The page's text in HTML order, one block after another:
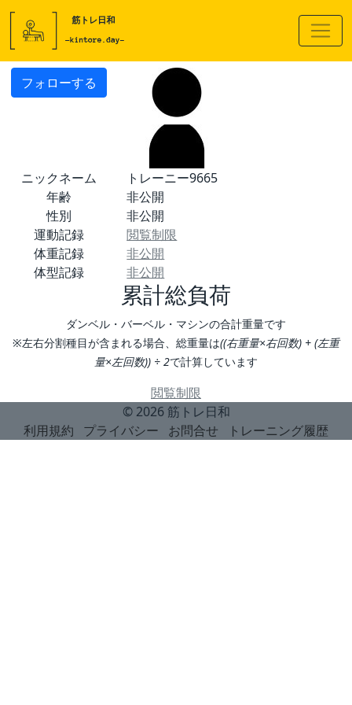
フォローする
ニックネーム
トレーニー9665
年齢
非公開
性別
非公開
運動記録
閲覧制限
体重記録
非公開
体型記録
非公開
累計総負荷
ダンベル・バーベル・マシンの合計重量です
※左右分割種目が含まれる場合、総重量は((右重量×右回数) + (左重
量×左回数)) ÷ 2で計算しています
閲覧制限
© 2026 筋トレ日和
利用規約
プライバシー お問合せ トレーニング履歴